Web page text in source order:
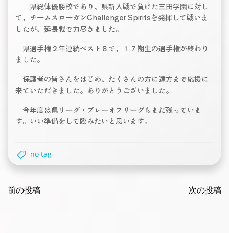
県総体優勝校であり、県新人戦で負けた三田学園に対し
て、チームスローガンChallenger Spiritsを発揮して戦いま
したが、延長戦で力尽きました。
県選手権２年連続ベスト８で、１７期生の選手権が終わり
ました。
保護者の皆さんをはじめ、たくさんの方に遠方まで応援に
来ていただきました。ありがとうございました。
今年度は県リーグ・プレーオフリーグもまだ残っていま
す。いい準備をして臨みたいと思います。
no tag
navigation
前の投稿 次の投稿